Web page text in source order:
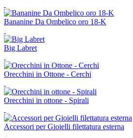
Bananine Da Ombelico oro 18-K
Big Labret
Orecchini in Ottone - Cerchi
Orecchini in ottone - Spirali
Accessori per Gioielli filettatura esterna